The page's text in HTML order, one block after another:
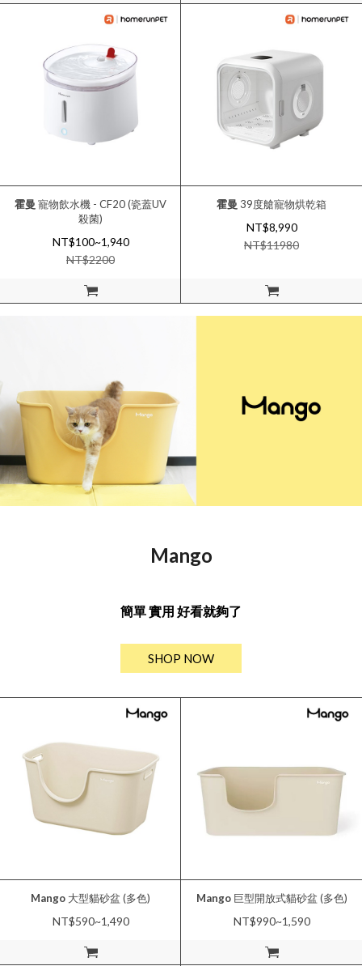
加入購物車
霍曼 寵物飲水機 - CF20 (瓷蓋UV
殺菌)
NT$100~1,940
NT$2200
加入購物車
霍曼 39度艙寵物烘乾箱
NT$8,990
NT$11980
Mango
簡單 實用 好看就夠了
SHOP NOW
加入購物車
Mango 大型貓砂盆 (多色)
NT$590~1,490
加入購物車
Mango巨型開放式貓砂盆 (多色)
NT$990~1,590